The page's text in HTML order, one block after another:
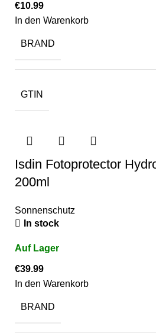
€10.99
In den Warenkorb
BRAND
GTIN
Isdin Fotoprotector
200ml
Sonnenschutz
In stock
€39.99
In den Warenkorb
BRAND